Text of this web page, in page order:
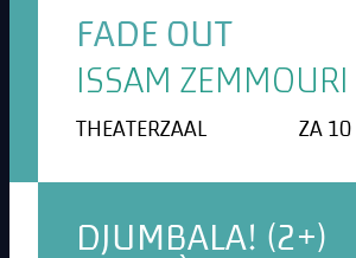
FADE OUT
ISSAM ZEMMOURI
THEATERZAAL ZA
DJUMBALA! (2+)